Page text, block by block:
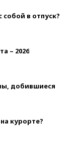
в отпуск?
– 2026
добившиеся
курорте?